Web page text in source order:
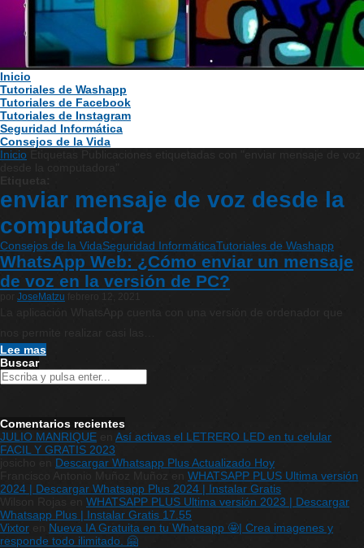
Inicio
Tutoriales de Washapp
Tutoriales de Facebook
Tutoriales de Instagram
Seguridad Informática
Consejos de la Vida
Inicio
desde la computadora"
enviar mensaje de voz desde la
computadora
Consejos de la VidaSeguridad InformáticaTutoriales de Washapp
WhatsApp Web: ¿Cómo enviar un mensaje
de voz en la versión de PC?
JoseMatzu
La aplicación WhatsApp cuenta con una versión de ordenador que
nos permite realizar casi las…
Lee mas
Buscar
Comentarios recientes
JULIO MANRIQUE
Así activas el LETRERO LED en tu celular
FACIL Y GRATIS 2023
josicho
Descargar Whatsapp Plus Actualizado Hoy
WHATSAPP PLUS Ultima versión
2024 | Descargar Whatsapp Plus 2024 | Instalar Gratis
WHATSAPP PLUS Ultima versión 2023 | Descargar
Whatsapp Plus | Instalar Gratis 17.55
Vixtor
Nueva IA Gratuita en tu Whatsapp 🤩| Crea imagenes y
responde todo ilimitado. 🤗